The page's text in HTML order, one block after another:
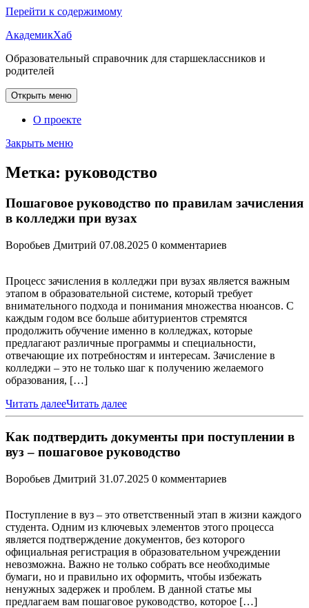
Перейти к содержимому
АкадемикХаб
Образовательный справочник для старшеклассников и
родителей
Открыть меню
О проекте
Закрыть меню
Метка: руководство
Пошаговое руководство по правилам зачисления
в колледжи при вузах
Воробьев Дмитрий 07.08.2025 0 комментариев
Процесс зачисления в колледжи при вузах является важным
этапом в образовательной системе, который требует
внимательного подхода и понимания множества нюансов. С
каждым годом все больше абитуриентов стремятся
продолжить обучение именно в колледжах, которые
предлагают различные программы и специальности,
отвечающие их потребностям и интересам. Зачисление в
колледжи – это не только шаг к получению желаемого
образования, […]
Читать далееЧитать далее
Как подтвердить документы при поступлении в
вуз – пошаговое руководство
Воробьев Дмитрий 31.07.2025 0 комментариев
Поступление в вуз – это ответственный этап в жизни каждого
студента. Одним из ключевых элементов этого процесса
является подтверждение документов, без которого
официальная регистрация в образовательном учреждении
невозможна. Важно не только собрать все необходимые
бумаги, но и правильно их оформить, чтобы избежать
ненужных задержек и проблем. В данной статье мы
предлагаем вам пошаговое руководство, которое […]